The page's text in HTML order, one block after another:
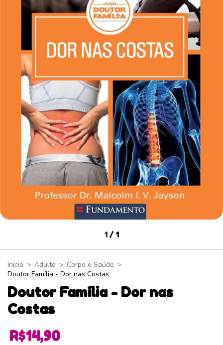
1 / 1
Início > Adulto > Corpo e Saúde >
Doutor Família - Dor nas Costas
Doutor Família - Dor nas
Costas
R$14,90